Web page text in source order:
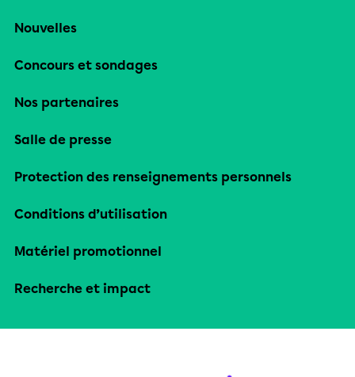
Nouvelles
Concours et sondages
Nos partenaires
Salle de presse
Protection des renseignements personnels
Conditions d’utilisation
Matériel promotionnel
Recherche et impact